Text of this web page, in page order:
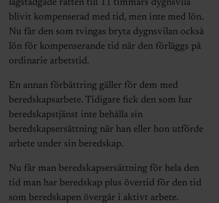
lagstadgade rätten till 11 timmars dygnsvila
blivit kompenserad med tid, men inte med lön.
Nu får den som tvingas bryta dygnsvilan också
lön för kompenserande tid när den förläggs på
ordinarie arbetstid.
En annan förbättring gäller för dem med
beredskapsarbete. Tidigare fick den som har
beredskapstjänst inte behålla sin
beredskapsersättning när han eller hon utförde
arbete under sin beredskap.
Nu får man beredskapsersättning för hela den
tid man har beredskap plus övertid för den tid
som beredskapen övergår i aktivt arbete.